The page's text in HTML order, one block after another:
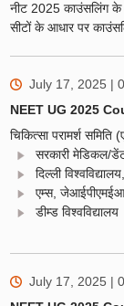
नीट 2025 काउंसलिंग के
सीटों के आधार पर
July 17, 2025 |
NEET UG 2025
चिकित्सा परामर्श
सरकारी मेडिकल/
दिल्ली
एम्स,
डीम्ड विश्वविद्यालय
July 17, 2025 |